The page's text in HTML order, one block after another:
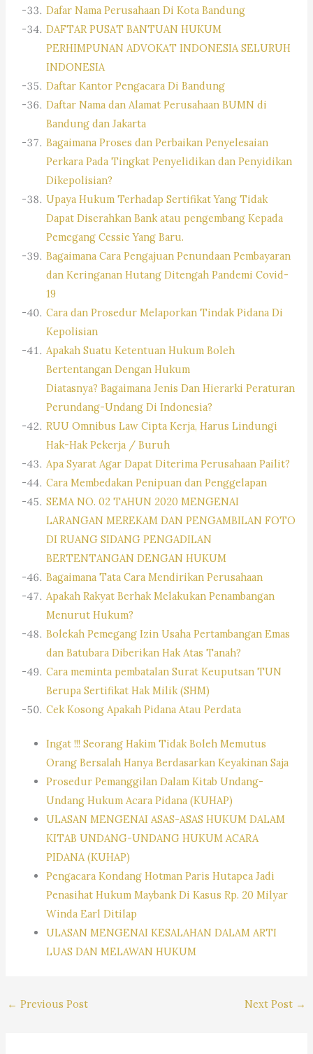
Dafar Nama Perusahaan Di Kota Bandung
DAFTAR PUSAT BANTUAN HUKUM
PERHIMPUNAN ADVOKAT INDONESIA SELURUH
INDONESIA
Daftar Kantor Pengacara Di Bandung
Daftar Nama dan Alamat Perusahaan BUMN di
Bandung dan Jakarta
Bagaimana Proses dan Perbaikan Penyelesaian
Perkara Pada Tingkat Penyelidikan dan Penyidikan
Dikepolisian?
Upaya Hukum Terhadap Sertifikat Yang Tidak
Dapat Diserahkan Bank atau pengembang Kepada
Pemegang Cessie Yang Baru.
Bagaimana Cara Pengajuan Penundaan Pembayaran
dan Keringanan Hutang Ditengah Pandemi Covid-
19
Cara dan Prosedur Melaporkan Tindak Pidana Di
Kepolisian
Apakah Suatu Ketentuan Hukum Boleh
Bertentangan Dengan Hukum
Diatasnya? Bagaimana Jenis Dan Hierarki Peraturan
Perundang-Undang Di Indonesia?
RUU Omnibus Law Cipta Kerja, Harus Lindungi
Hak-Hak Pekerja / Buruh
Apa Syarat Agar Dapat Diterima Perusahaan Pailit?
Cara Membedakan Penipuan dan Penggelapan
SEMA NO. 02 TAHUN 2020 MENGENAI
LARANGAN MEREKAM DAN PENGAMBILAN FOTO
DI RUANG SIDANG PENGADILAN
BERTENTANGAN DENGAN HUKUM
Bagaimana Tata Cara Mendirikan Perusahaan
Apakah Rakyat Berhak Melakukan Penambangan
Menurut Hukum?
Bolekah Pemegang Izin Usaha Pertambangan Emas
dan Batubara Diberikan Hak Atas Tanah?
Cara meminta pembatalan Surat Keuputsan TUN
Berupa Sertifikat Hak Milik (SHM)
Cek Kosong Apakah Pidana Atau Perdata
Ingat !!! Seorang Hakim Tidak Boleh Memutus
Orang Bersalah Hanya Berdasarkan Keyakinan Saja
Prosedur Pemanggilan Dalam Kitab Undang-
Undang Hukum Acara Pidana (KUHAP)
ULASAN MENGENAI ASAS-ASAS HUKUM DALAM
KITAB UNDANG-UNDANG HUKUM ACARA
PIDANA (KUHAP)
Pengacara Kondang Hotman Paris Hutapea Jadi
Penasihat Hukum Maybank Di Kasus Rp. 20 Milyar
Winda Earl Ditilap
ULASAN MENGENAI KESALAHAN DALAM ARTI
LUAS DAN MELAWAN HUKUM
← Previous Post Next Post →